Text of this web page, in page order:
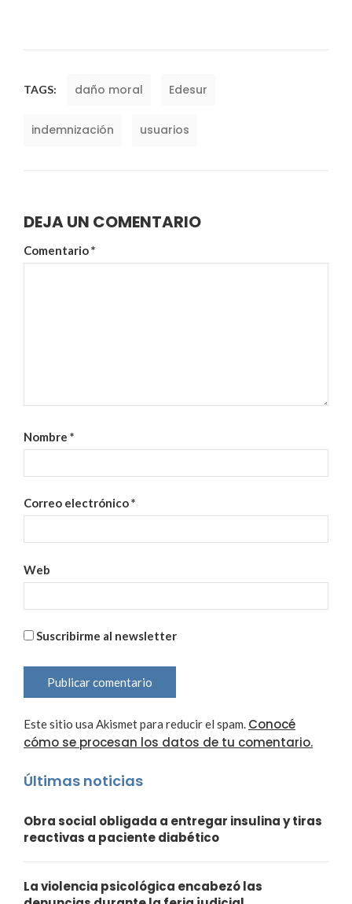
TAGS: daño moral Edesur
indemnización usuarios
DEJA UN COMENTARIO
Comentario*
Nombre *
Correo electrónico*
Web
Suscribirme al newsletter
Este sitio usa Akismet para reducir el spam. Conocé
cómo se procesan los datos de tu comentario.
Últimas noticias
Obra social obligada a entregar insulina y tiras
reactivas a paciente diabético
La violencia psicológica encabezó las